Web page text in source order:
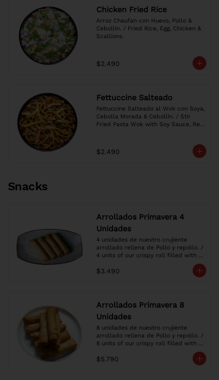
Chicken Fried Rice
Arroz Chaufan con Huevo, Pollo &
Cebollín. / Fried Rice, Egg, Chicken &
Scallions.
$2.490
Fettuccine Salteado
Fettuccine Salteado al Wok con Soya,
Cebolla Morada & Cebollín. / Stir
Fried Pasta Wok with Soy Sauce, Red
$2.490
Snacks
Arrollados Primavera 4
Unidades
4 unidades de nuestro crujiente
arrollado rellena de Pollo y repollo. /
4 units of our crispy roll filled with
$3.490
Arrollados Primavera 8
Unidades
8 unidades de nuestro crujiente
arrollado rellena de Pollo y repollo. /
8 units of our crispy roll filled with
$5.790